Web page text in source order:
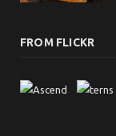
FROM FLICKR